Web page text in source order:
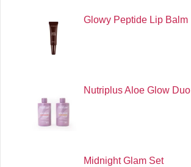
Glowy Peptide Lip Balm
Nutriplus Aloe Glow Duo
Midnight Glam Set